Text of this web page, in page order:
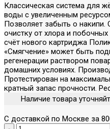
Классическая система для
воды с увеличенным
Позволяет забыть о накипи.
очистку от хлора и
счёт нового картриджа
«Смягчение» может быть
регенерации раствором
домашних условиях.
Протестирован на
кратный запас прочности.
Наличие товара
С доставкой по Москве за